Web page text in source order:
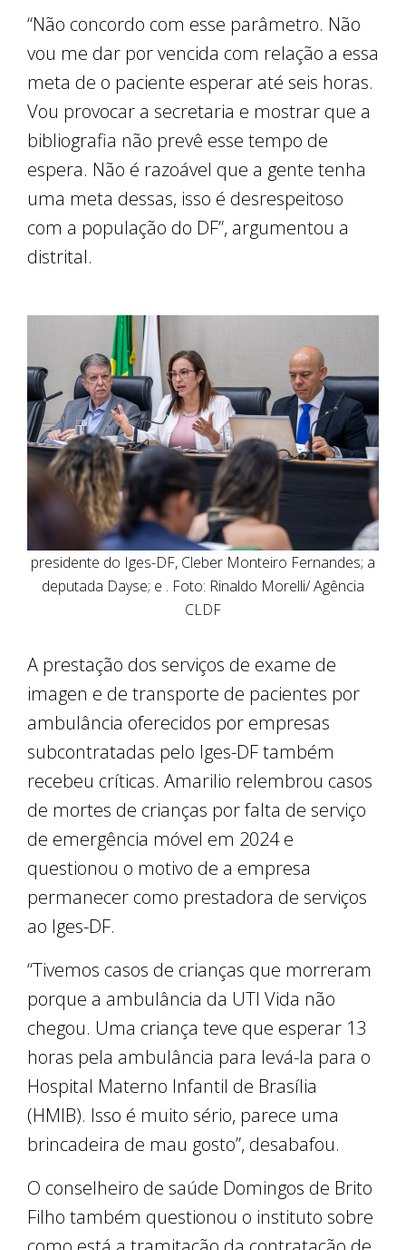
“Não concordo com esse parâmetro. Não
vou me dar por vencida com relação a essa
meta de o paciente esperar até seis horas.
Vou provocar a secretaria e mostrar que a
bibliografia não prevê esse tempo de
espera. Não é razoável que a gente tenha
uma meta dessas, isso é desrespeitoso
com a população do DF”, argumentou a
distrital.
presidente do Iges-DF, Cleber Monteiro Fernandes; a
deputada Dayse; e . Foto: Rinaldo Morelli/ Agência
CLDF
A prestação dos serviços de exame de
imagen e de transporte de pacientes por
ambulância oferecidos por empresas
subcontratadas pelo Iges-DF também
recebeu críticas. Amarilio relembrou casos
de mortes de crianças por falta de serviço
de emergência móvel em 2024 e
questionou o motivo de a empresa
permanecer como prestadora de serviços
ao Iges-DF.
“Tivemos casos de crianças que morreram
porque a ambulância da UTI Vida não
chegou. Uma criança teve que esperar 13
horas pela ambulância para levá-la para o
Hospital Materno Infantil de Brasília
(HMIB). Isso é muito sério, parece uma
brincadeira de mau gosto”, desabafou.
O conselheiro de saúde Domingos de Brito
Filho também questionou o instituto sobre